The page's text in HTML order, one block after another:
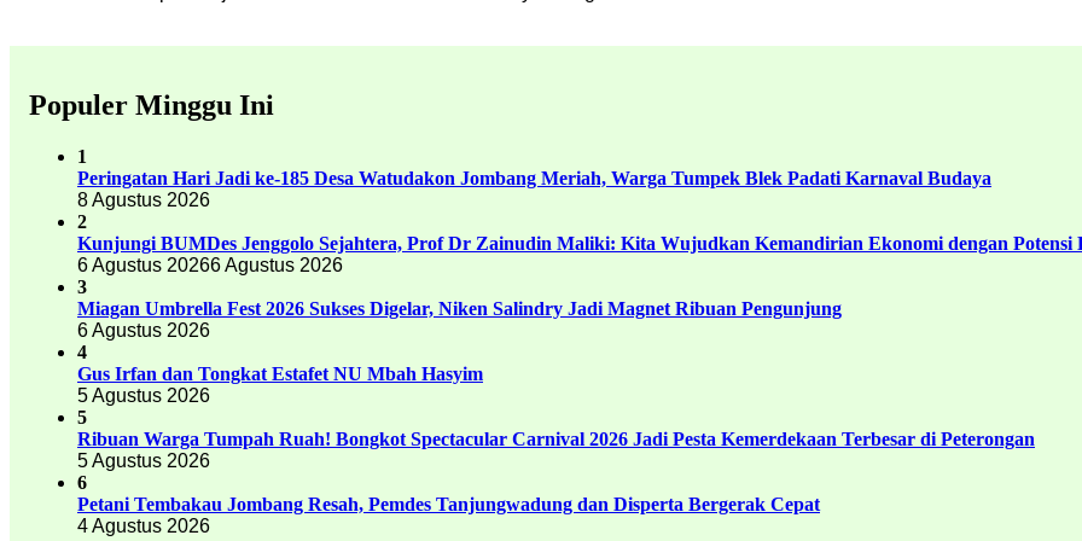
Populer Minggu Ini
1
Peringatan Hari Jadi ke-185 Desa Watudakon Jombang Meriah, Warga Tumpek Blek Padati Karnaval Budaya
8 Agustus 2026
2
Kunjungi BUMDes Jenggolo Sejahtera, Prof Dr Zainudin Maliki: Kita Wujudkan Kemandirian Ekonomi dengan Potensi
6 Agustus 20266 Agustus 2026
3
Miagan Umbrella Fest 2026 Sukses Digelar, Niken Salindry Jadi Magnet Ribuan Pengunjung
6 Agustus 2026
4
Gus Irfan dan Tongkat Estafet NU Mbah Hasyim
5 Agustus 2026
5
Ribuan Warga Tumpah Ruah! Bongkot Spectacular Carnival 2026 Jadi Pesta Kemerdekaan Terbesar di Peterongan
5 Agustus 2026
6
Petani Tembakau Jombang Resah, Pemdes Tanjungwadung dan Disperta Bergerak Cepat
4 Agustus 2026